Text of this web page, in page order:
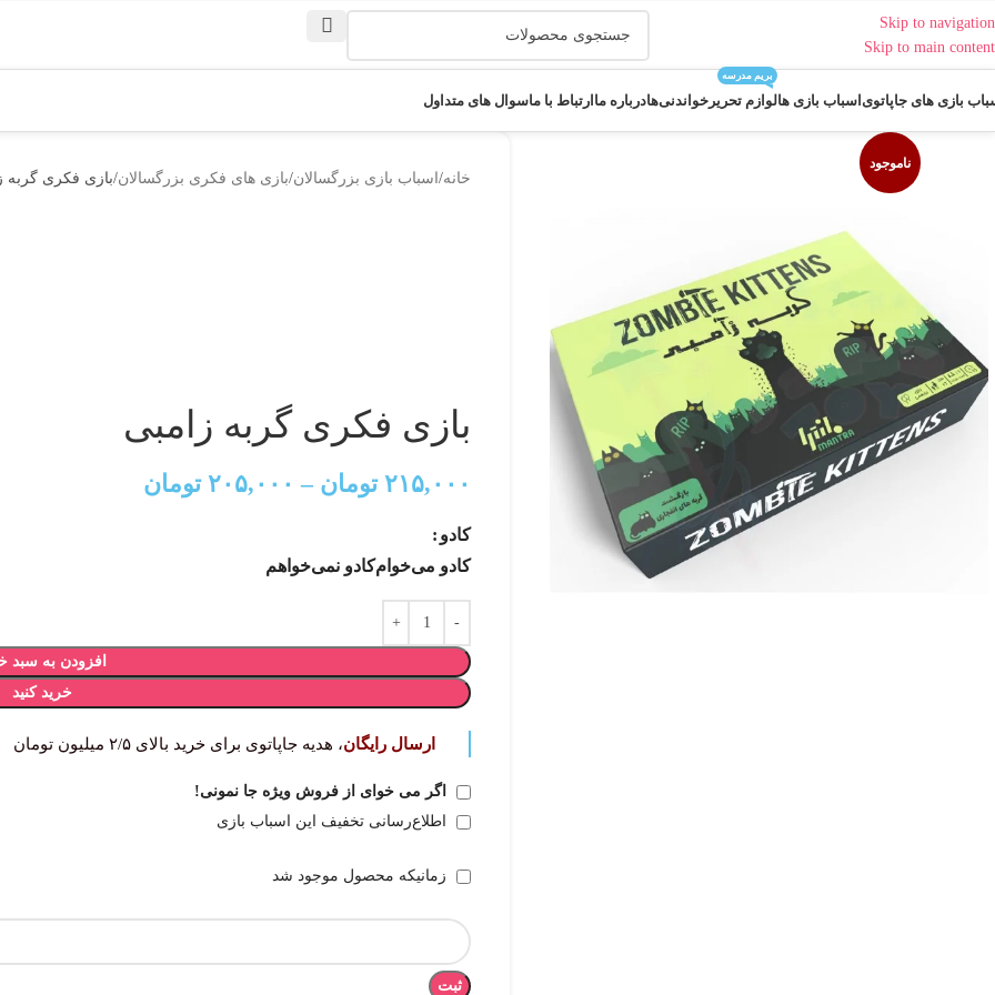
Skip to navigation
Skip to main content
بازی های جاپاتویاسباب بازی هالوازم تحریر
بریم مدرسه
خواندنی‌هادرباره ماارتباط با ماسوال های متداول
ناموجود
خانه اسباب بازی بزرگسالان بازی های فکری بزرگسالان بازی فکری گربه
بازی فکری گربه زامبی
۲۱۵,۰۰۰ تومان – ۲۰۵,۰۰۰ تومان
کادو
کادو می‌خوامکادو نمی‌خواهم
افزودن به سبد
خرید کنید
ارسال رایگان، هدیه جاپاتوی برای خرید بالای ۲/۵ میلیون تومان
اگر می خوای از فروش ویژه جا نمونی!
اطلاع‌رسانی تخفیف این اسباب بازی
زمانیکه محصول موجود شد
ثبت